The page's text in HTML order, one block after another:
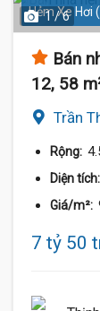
Hẻm Xe Hơi
1 / 6
Bán
12, 58
Trần
Rộng:
Diện tích:
Giá/m²:
7 tỷ 50